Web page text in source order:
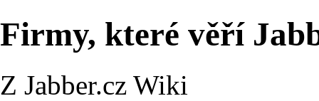
Firmy, které věří
Z Jabber.cz Wiki